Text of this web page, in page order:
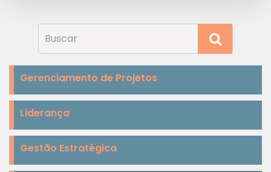
Gerenciamento de Projetos
Liderança
Gestão Estratégica